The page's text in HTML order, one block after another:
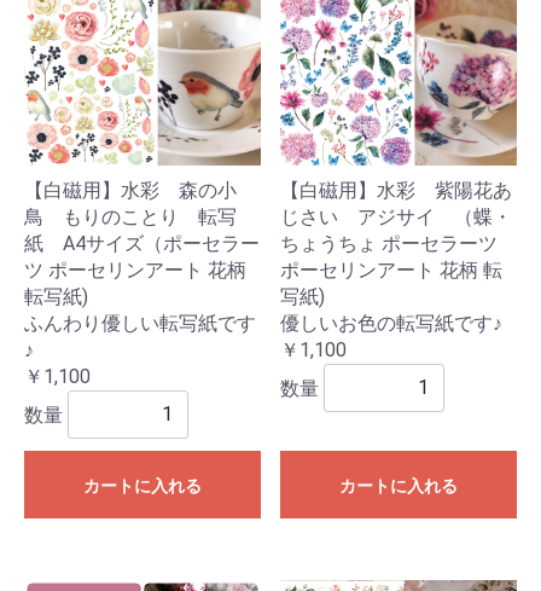
【白磁用】水彩 森の小
鳥 もりのことり 転写
紙 A4サイズ（ポーセラー
ツ ポーセリンアート 花柄
転写紙)
ふんわり優しい転写紙です
♪
￥1,100
数量
カートに入れる
【白磁用】水彩 紫陽花あ
じさい アジサイ （蝶・
ちょうちょ ポーセラーツ
ポーセリンアート 花柄 転
写紙)
優しいお色の転写紙です♪
￥1,100
数量
カートに入れる